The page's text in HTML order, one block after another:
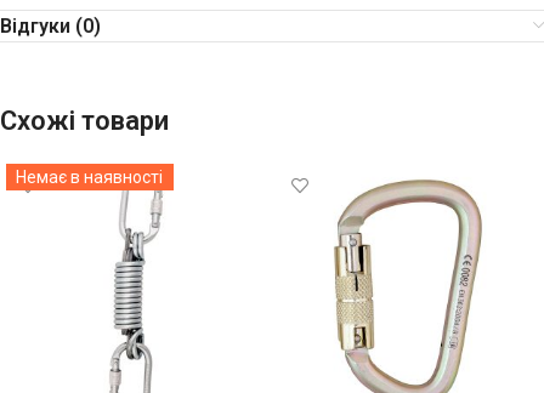
Відгуки (0)
Схожі товари
Немає в наявності